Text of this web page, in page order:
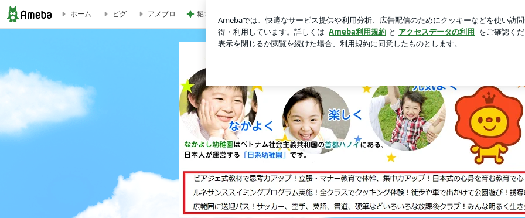
ベトナムの首都ハノイで日本式の教育を！なかよし幼稚園！
ホーム ピグ アメブロ 堀ちえみ 朝早いため眠い様子 ログイ